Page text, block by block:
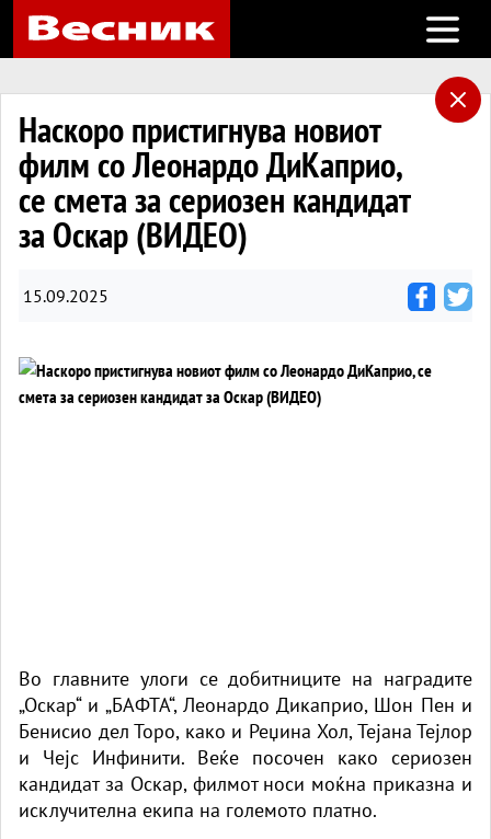
Open
Наскоро пристигнува новиот
филм со Леонардо ДиКаприо,
се смета за сериозен кандидат
за Оскар (ВИДЕО)
15.09.2025
Во главните улоги се добитниците на наградите
„Оскар“ и „БАФТА“, Леонардо Дикаприо, Шон Пен и
Бенисио дел Торо, како и Реџина Хол, Тејана Тејлор
и Чејс Инфинити. Веќе посочен како сериозен
кандидат за Оскар, филмот носи моќна приказна и
исклучителна екипа на големото платно.